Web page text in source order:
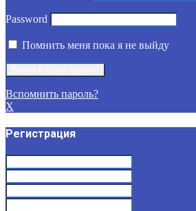
Password
Помнить меня пока я не выйду
Вспомнить пароль?
X
Регистрация